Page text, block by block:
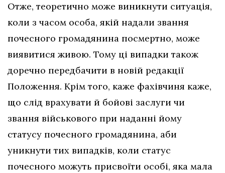
Отже, теоретично може виникнути ситуація,
коли з часом особа, якій надали звання
почесного громадянина посмертно, може
виявитися живою. Тому ці випадки також
доречно передбачити в новій редакції
Положення. Крім того, каже фахівчиня каже,
що слід врахувати й бойові заслуги чи
звання військового при наданні йому
статусу почесного громадянина, аби
уникнути тих випадків, коли статус
почесного можуть присвоїти особі, яка мала